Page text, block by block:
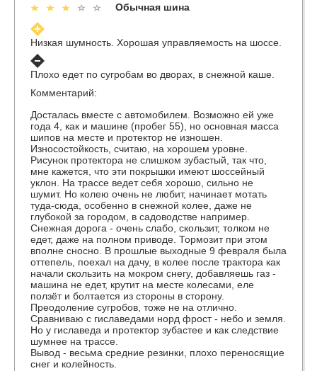
Обычная шина
Низкая шумность. Хорошая управляемость на шоссе.
Плохо едет по сугробам во дворах, в снежной каше.
Комментарий:
Досталась вместе с автомобилем. Возможно ей уже
года 4, как и машине (пробег 55), но основная масса
шипов на месте и протектор не изношен.
Износостойкость, считаю, на хорошем уровне.
Рисунок протектора не слишком зубастый, так что,
мне кажется, что эти покрышки имеют шоссейный
уклон. На трассе ведет себя хорошо, сильно не
шумит. Но колею очень не любит, начинает мотать
туда-сюда, особенно в снежной колее, даже не
глубокой за городом, в садоводстве например.
Снежная дорога - очень слабо, скользит, толком не
едет, даже на полном приводе. Тормозит при этом
вполне сносно. В прошлые выходные 9 февраля была
оттепель, поехал на дачу, в колее после трактора как
начали скользить на мокром снегу, добавляешь газ -
машина не едет, крутит на месте колесами, еле
ползёт и болтается из стороны в сторону.
Преодоление сугробов, тоже не на отлично.
Сравниваю с гиславедами норд фрост - небо и земля.
Но у гиславеда и протектор зубастее и как следствие
шумнее на трассе.
Вывод - весьма средние резинки, плохо переносящие
снег и колейность.